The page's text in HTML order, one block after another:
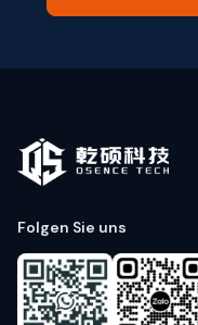
Folgen Sie uns